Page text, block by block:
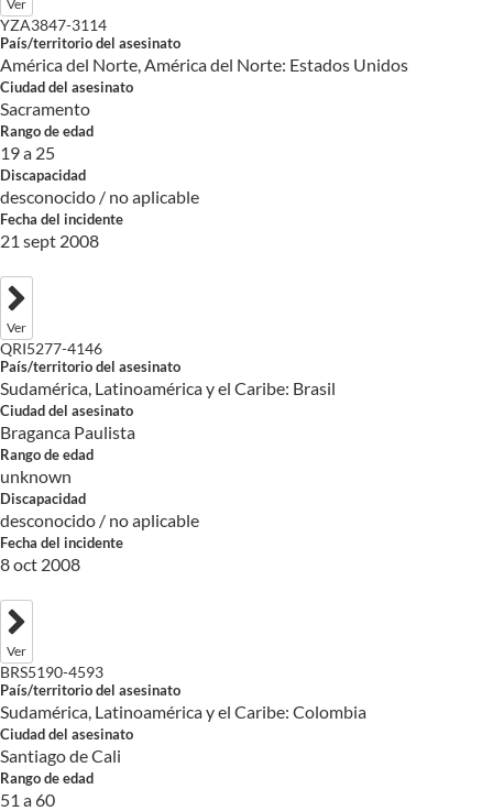
Ver
YZA3847-3114
País/territorio del asesinato
América del Norte, América del Norte: Estados Unidos
Ciudad del asesinato
Sacramento
Rango de edad
19 a 25
Discapacidad
desconocido / no aplicable
Fecha del incidente
21 sept 2008
Ver
QRI5277-4146
País/territorio del asesinato
Sudamérica, Latinoamérica y el Caribe: Brasil
Ciudad del asesinato
Braganca Paulista
Rango de edad
unknown
Discapacidad
desconocido / no aplicable
Fecha del incidente
8 oct 2008
Ver
BRS5190-4593
País/territorio del asesinato
Sudamérica, Latinoamérica y el Caribe: Colombia
Ciudad del asesinato
Santiago de Cali
Rango de edad
51 a 60